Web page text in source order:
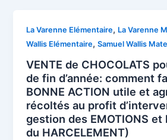
La Varenne Elémentaire, La Varenne
Wallis Elémentaire,Samuel Wallis
VENTE de CHOCOLATS
de fin d’année: comment
BONNE ACTION utile et
récoltés au profit
gestion des EMOTIONS
du HARCELEMENT)